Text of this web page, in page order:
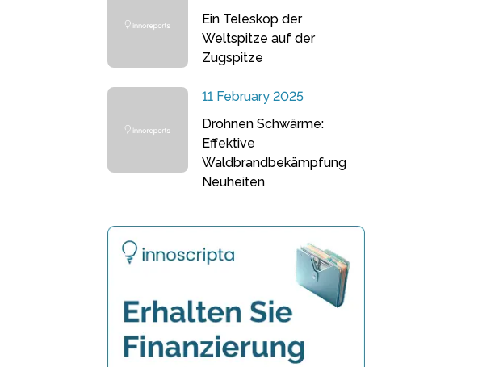
Ein Teleskop der
Weltspitze auf der
Zugspitze
11 February 2025
Drohnen Schwärme:
Effektive
Waldbrandbekämpfung
Neuheiten